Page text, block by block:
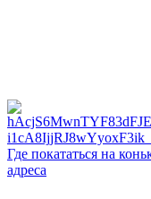
Где покататься на
адреса